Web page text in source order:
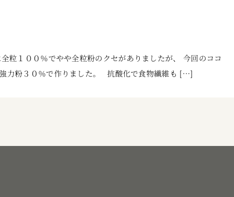
粒１００％でやや全粒粉のクセがありましたが、 今回のココ
力粉３０％で作りました。 抗酸化で食物繊維も […]